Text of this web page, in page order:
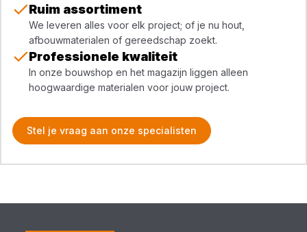
Ruim assortiment
We leveren alles voor elk project; of je nu hout,
afbouwmaterialen of gereedschap zoekt.
Professionele kwaliteit
In onze bouwshop en het magazijn liggen alleen
hoogwaardige materialen voor jouw project.
Stel je vraag aan onze specialisten